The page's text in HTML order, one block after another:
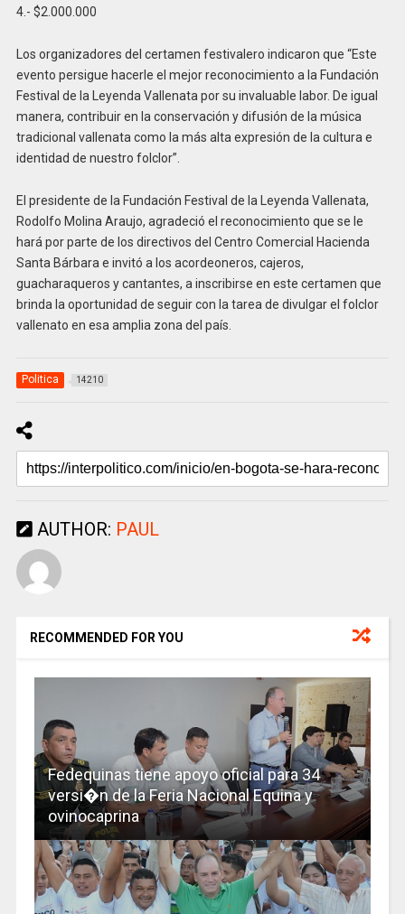
4.- $2.000.000
Los organizadores del certamen festivalero indicaron que “Este
evento persigue hacerle el mejor reconocimiento a la Fundación
Festival de la Leyenda Vallenata por su invaluable labor. De igual
manera, contribuir en la conservación y difusión de la música
tradicional vallenata como la más alta expresión de la cultura e
identidad de nuestro folclor”.
El presidente de la Fundación Festival de la Leyenda Vallenata,
Rodolfo Molina Araujo, agradeció el reconocimiento que se le
hará por parte de los directivos del Centro Comercial Hacienda
Santa Bárbara e invitó a los acordeoneros, cajeros,
guacharaqueros y cantantes, a inscribirse en este certamen que
brinda la oportunidad de seguir con la tarea de divulgar el folclor
vallenato en esa amplia zona del país.
Politica 14210
AUTHOR: PAUL
RECOMMENDED FOR YOU
Fedequinas tiene apoyo oficial para 34
versi�n de la Feria Nacional Equina y
ovinocaprina